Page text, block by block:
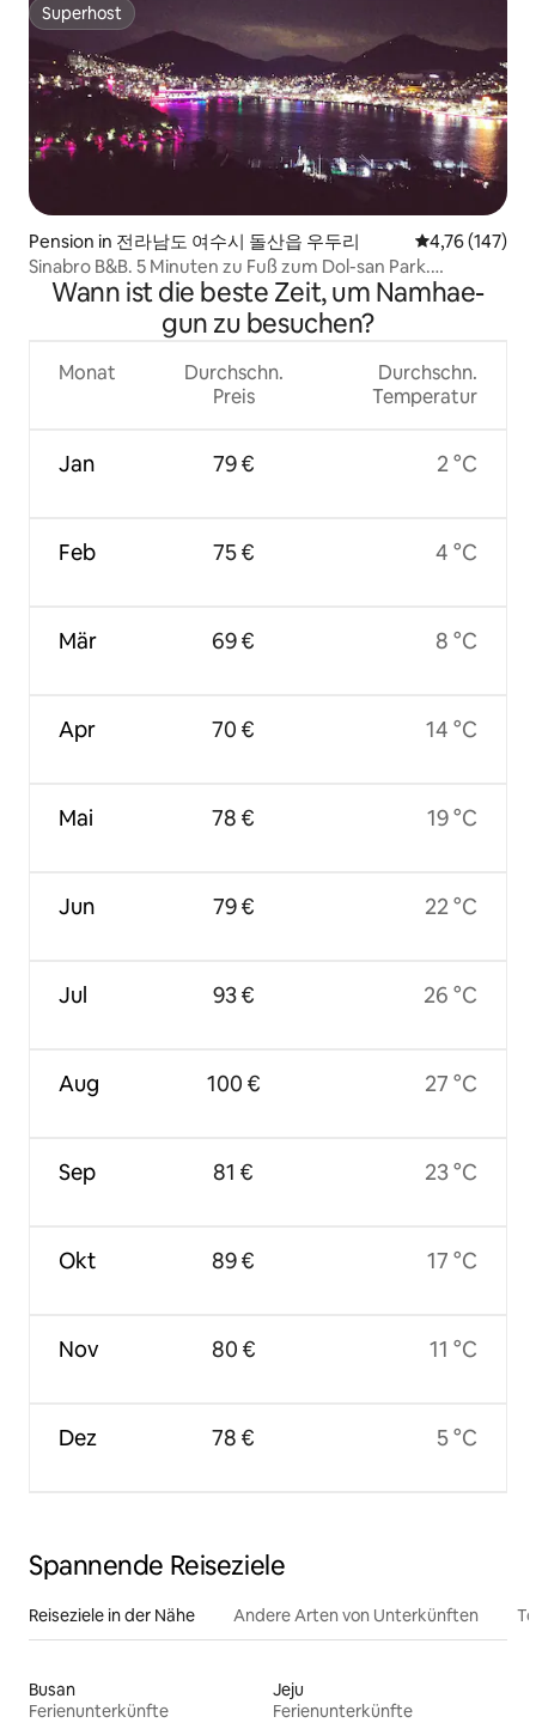
Superhost
Superhost
Pension in 전라남도 여수시 돌산읍 우두리
4,76 (147)
Sinabro B&B. 5 Minuten zu Fuß zum Dol-san Park.
Starbucks 100 m. Die Unterkunft liegt 5 Gehminuten von
der Kreuzfahrt entfernt
Wann ist die beste Zeit, um Namhae-
gun zu besuchen?
Monat
Jan
Feb
Mär
Apr
Mai
Jun
Jul
Aug
Sep
Okt
Nov
Dez
Durchschn.
Preis
79 €
75 €
69 €
70 €
78 €
79 €
93 €
100 €
81 €
89 €
80 €
78 €
Durchschn.
Temperatur
2 °C
4 °C
8 °C
14 °C
19 °C
22 °C
26 °C
27 °C
23 °C
17 °C
11 °C
5 °C
Spannende Reiseziele
Reiseziele in der Nähe Andere Arten von Unterkünften
Busan
Ferienunterkünfte
Jeju
Ferienunterkünfte